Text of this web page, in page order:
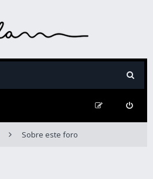
Sobre este foro